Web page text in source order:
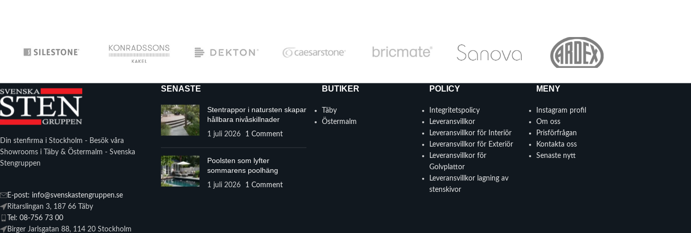
Din stenfirma i Stockholm - Besök våra
Showrooms i Täby & Östermalm - Svenska
Stengruppen
E-post: info@svenskastengruppen.se
Ritarslingan 3, 187 66 Täby
Tel: 08-756 73 00
Birger Jarlsgatan 88, 114 20 Stockholm
SENASTE
Stentrappor i natursten skapar
hållbara nivåskillnader
1 juli 2026 1 Comment
Poolsten som lyfter
sommarens poolhäng
1 juli 2026 1 Comment
BUTIKER
Täby
Östermalm
POLICY
Integritetspolicy
Leveransvillkor
Leveransvillkor för Interiör
Leveransvillkor för Exteriör
Leveransvillkor för
Golvplattor
Leveransvillkor lagning av
stenskivor
MENY
Instagram profil
Om oss
Prisförfrågan
Kontakta oss
Senaste nytt